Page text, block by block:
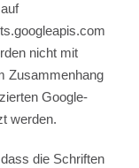
nicht mit
Zusammenhang
Google-
werden.
die Schriften